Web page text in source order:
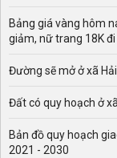
Bảng giá vàng hôm
giảm, nữ trang 18K
Đường sẽ mở ở xã
Đất có quy hoạch ở
Bản đồ quy hoạch
2021 - 2030